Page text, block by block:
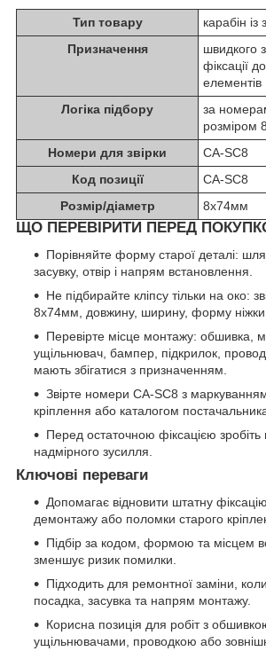
Тип товару
карабін із
Призначення
швидкого
фіксації
елементів
Логіка підбору
за
розміром
Номери для звірки
CA-SC8
Код позиції
CA-SC8
Розмір/діаметр
8х74мм
ЩО ПЕРЕВІРИТИ ПЕРЕД
Порівняйте форму старої деталі:
засувку, отвір і напрям встановлення.
Не підбирайте кліпсу тільки на око:
8х74мм, довжину, ширину, форму ніжки
Перевірте місце монтажу: обшивка,
ущільнювач, бампер, підкрилок,
мають збігатися з призначенням.
Звірте номери CA-SC8 з
кріплення або каталогом
Перед остаточною фіксацією зробіть
надмірного зусилля.
Ключові переваги
Допомагає відновити штатну
демонтажу або поломки старого
Підбір за кодом, формою та місцем
зменшує ризик помилки.
Підходить для ремонтної заміни,
посадка, засувка та напрям монтажу.
Корисна позиція для робіт з
ущільнювачами, проводкою або